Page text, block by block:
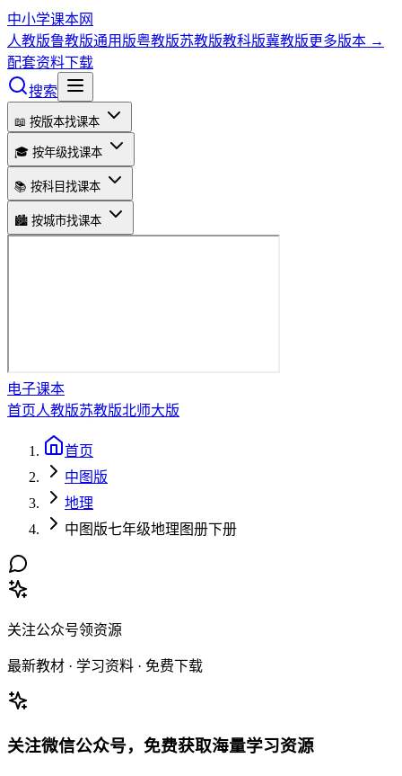
中小学课本网
人教版鲁教版通用版粤教版苏教版教科版冀教版更多版本 →
配套资料下载
搜索
📖 按版本找课本
🎓 按年级找课本
📚 按科目找课本
🏙️ 按城市找课本
电子课本
首页人教版苏教版北师大版
首页
中图版
地理
中图版七年级地理图册下册
关注公众号领资源
最新教材 · 学习资料 · 免费下载
关注微信公众号，免费获取海量学习资源